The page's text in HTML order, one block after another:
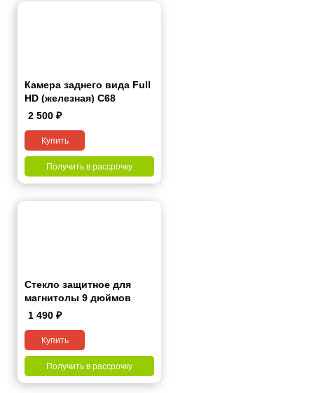
Камера заднего вида Full
HD (железная) С68
2 500 ₽
Купить
Получить в рассрочку
Стекло защитное для
магнитолы 9 дюймов
1 490 ₽
Купить
Получить в рассрочку